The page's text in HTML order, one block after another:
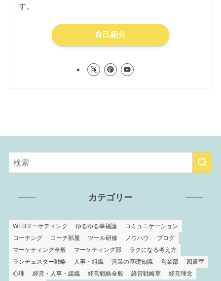
す。
自己紹介
カテゴリー
WEBマーケティング ゆるゆる幸福論
コミュニケーション
コーチング
コーチ部屋 ツール研修 ノウハウ
ブログ
マーケティング全般
マーケティング部
ラクになる考え方
ランチェスター戦略
人事・組織 営業の基礎知識 営業部
図書室
心理
経営・人事・組織 経営戦略全般 経営戦略室
経営理念